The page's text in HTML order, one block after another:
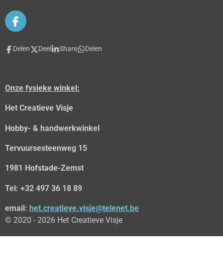
F
a
c
e
k
Delen Deel Share Delen
Onze fysieke winkel:
Het Creatieve Visje
Hobby- & handwerkwinkel
Tervuursesteenweg 15
1981 Hofstade-Zemst
Tel: +32 497 36 18 89
email: het.creatieve.visje@telenet.be
© 2020 - 2026 Het Creatieve Visje